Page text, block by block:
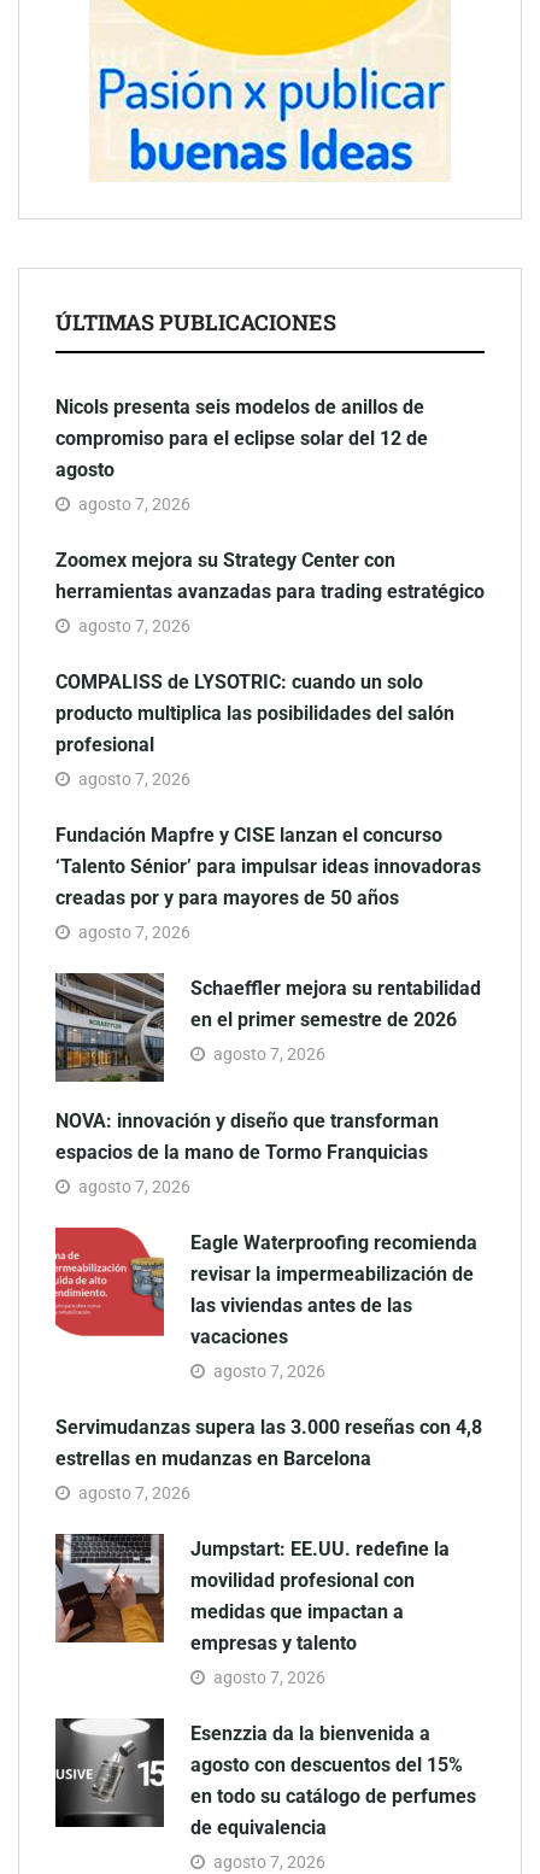
ÚLTIMAS PUBLICACIONES
Nicols presenta seis modelos de anillos de
compromiso para el eclipse solar del 12 de
agosto
agosto 7, 2026
Zoomex mejora su Strategy Center con
herramientas avanzadas para trading estratégico
agosto 7, 2026
COMPALISS de LYSOTRIC: cuando un solo
producto multiplica las posibilidades del salón
profesional
agosto 7, 2026
Fundación Mapfre y CISE lanzan el concurso
‘Talento Sénior’ para impulsar ideas innovadoras
creadas por y para mayores de 50 años
agosto 7, 2026
Schaeffler mejora su rentabilidad
en el primer semestre de 2026
agosto 7, 2026
NOVA: innovación y diseño que transforman
espacios de la mano de Tormo Franquicias
agosto 7, 2026
Eagle Waterproofing recomienda
revisar la impermeabilización de
las viviendas antes de las
vacaciones
agosto 7, 2026
Servimudanzas supera las 3.000 reseñas con 4,8
estrellas en mudanzas en Barcelona
agosto 7, 2026
Jumpstart: EE.UU. redefine la
movilidad profesional con
medidas que impactan a
empresas y talento
agosto 7, 2026
Esenzzia da la bienvenida a
agosto con descuentos del 15%
en todo su catálogo de perfumes
de equivalencia
agosto 7, 2026